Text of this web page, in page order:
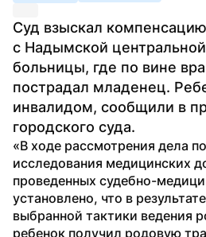
Суд взыскал
с Надымской
больницы, где по вине
пострадал младенец.
инвалидом, сообщили в
городского суда.
«В ходе рассмотрения дела
исследования медицинских
проведенных судебно-
установлено, что в
выбранной тактики ведения
ребенок получил родовую